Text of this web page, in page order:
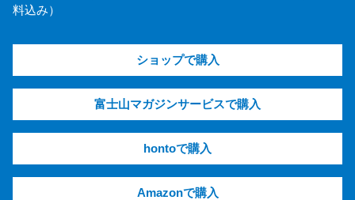
料込み）
ショップで購入
富士山マガジンサービスで購入
hontoで購入
Amazonで購入